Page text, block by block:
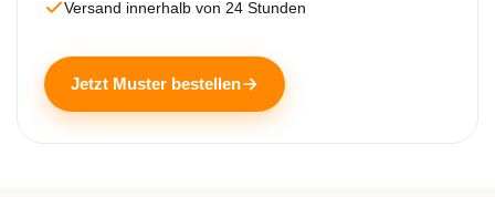
Versand innerhalb von 24 Stunden
Jetzt Muster bestellen